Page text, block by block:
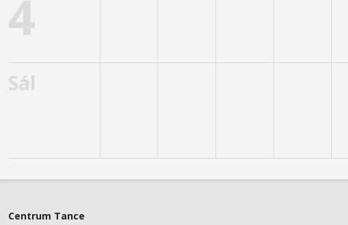
Centrum Tance